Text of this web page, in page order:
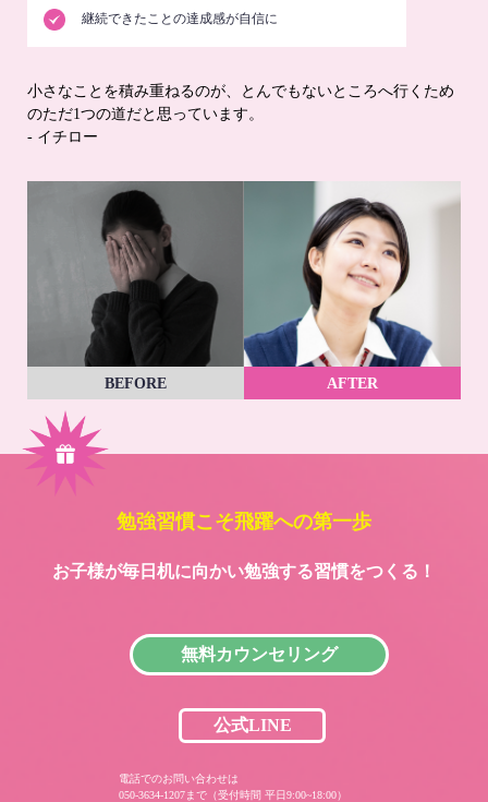
継続できたことの達成感が自信に
小さなことを積み重ねるのが、とんでもないところへ行くため
のただ1つの道だと思っています。
- イチロー
BEFORE AFTER
勉強習慣こそ飛躍への第一歩
お子様が毎日机に向かい勉強する習慣をつくる！
無料カウンセリング
公式LINE
電話でのお問い合わせは
050-3634-1207まで（受付時間 平日9:00~18:00）